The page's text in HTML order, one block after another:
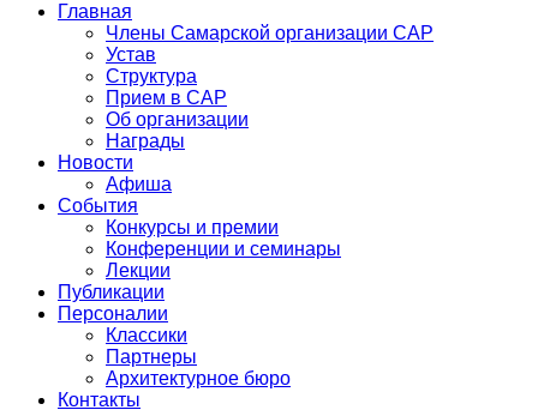
Главная
Члены Самарской организации САР
Устав
Структура
Прием в САР
Об организации
Награды
Новости
Афиша
События
Конкурсы и премии
Конференции и семинары
Лекции
Публикации
Персоналии
Классики
Партнеры
Архитектурное бюро
Контакты